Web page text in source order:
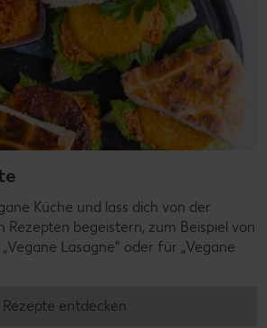
Küche und lass dich von der
Rezepten begeistern, zum Beispiel von
Lasagne“ oder für „Vegane
Rezepte entdecken